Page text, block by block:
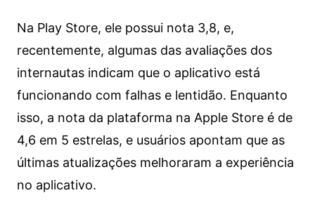
Na Play Store, ele possui nota 3,8, e,
recentemente, algumas das avaliações dos
internautas indicam que o aplicativo está
funcionando com falhas e lentidão. Enquanto
isso, a nota da plataforma na Apple Store é de
4,6 em 5 estrelas, e usuários apontam que as
últimas atualizações melhoraram a experiência
no aplicativo.